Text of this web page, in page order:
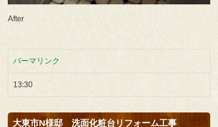
After
パーマリンク
13:30
大東市N様邸 洗面化粧台リフォーム工事